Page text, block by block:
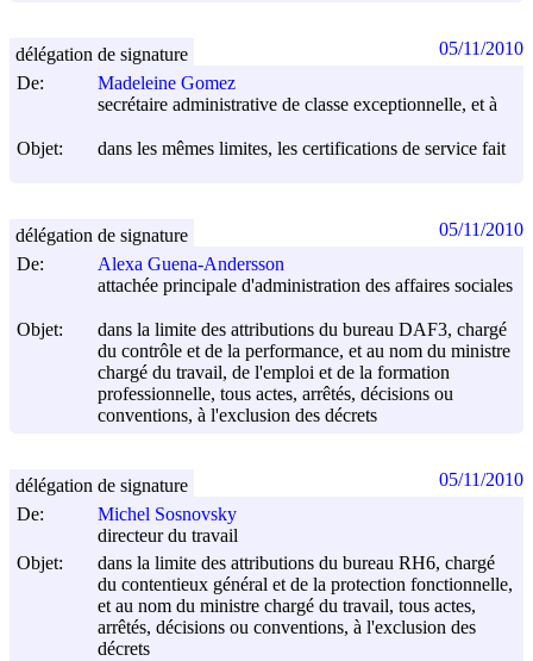
De:
Madeleine Gomez
secrétaire administrative de classe exceptionnelle, et à
Objet: dans les mêmes limites, les certifications de service fait
délégation de signature 05/11/2010
De:
Alexa Guena-Andersson
attachée principale d'administration des affaires sociales
Objet:
dans la limite des attributions du bureau DAF3, chargé
du contrôle et de la performance, et au nom du ministre
chargé du travail, de l'emploi et de la formation
professionnelle, tous actes, arrêtés, décisions ou
conventions, à l'exclusion des décrets
délégation de signature 05/11/2010
De:
Michel Sosnovsky
directeur du travail
Objet:
dans la limite des attributions du bureau RH6, chargé
du contentieux général et de la protection fonctionnelle,
et au nom du ministre chargé du travail, tous actes,
arrêtés, décisions ou conventions, à l'exclusion des
décrets
délégation de signature 05/11/2010